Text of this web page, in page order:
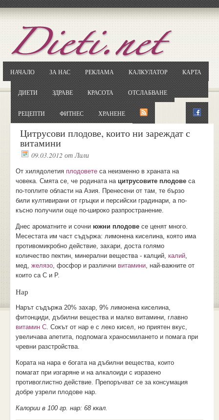
НАЧАЛО ЗА НАС РЕКЛАМА КАЛКУЛАТОР КАРТА
ДИЕТИ ЗДРАВЕ КРАСОТА ОТСЛАБВАНЕ
РЕЦЕПТИ ФИТНЕС ХРАНЕНЕ
Цитрусови плодове, които ни зареждат с
витамини
09.03.2012 отЛили
От хилядолетия плодоветеса неизменно в храната на
човека. Смята се, че родината на цитрусовите плодовеса
по-топлите области на Азия. Пренесени от там, те бързо
били култивирани от гръцки и персийски градинари, а по-
късно получили още по-широко разпространение.
Днес ароматните и сочни южни плодовесе ценят много.
Месестата им част съдържа: лимонена киселина, която има
противомикробно действие, захари, доста голямо
количество пектин, минерални вещества - калций, калий,
мед, желязо, фосфор и различни витамини, най-важните от
които са С и Р.
Нар
Нарът съдържа 20% захар, 9% лимонена киселина,
фитонциди, дъбилни вещества и малко витамини, главно
витамин С. Сокът от нар е с леко кисел, но приятен вкус,
увеличава апетита, подпомага храносмилането и помага при
чревни разстройства.
Кората на нара е богата на дъбилни вещества, които
помагат при изгаряне и на алкалоиди с изразено
противоглистно действие. Препоръчват се за консумация
добре узрели плодове нар.
Калории в 100 гр. нар: 68 ккал.
ОтворетеGoogle.bg
Потърсете "Cloxy"
Кликнете на първия резултат
... и я въведете в полето: